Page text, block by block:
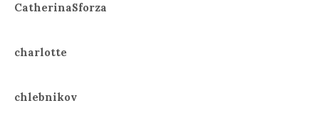
CatherinaSforza
charlotte
chlebnikov